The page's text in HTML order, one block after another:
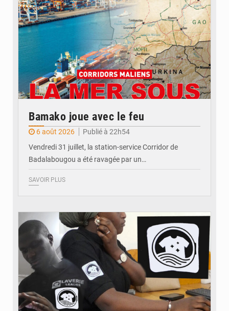
Bamako joue avec le feu
6 août 2026
Publié à 22h54
Vendredi 31 juillet, la station-service Corridor de
Badalabougou a été ravagée par un…
SAVOIR PLUS